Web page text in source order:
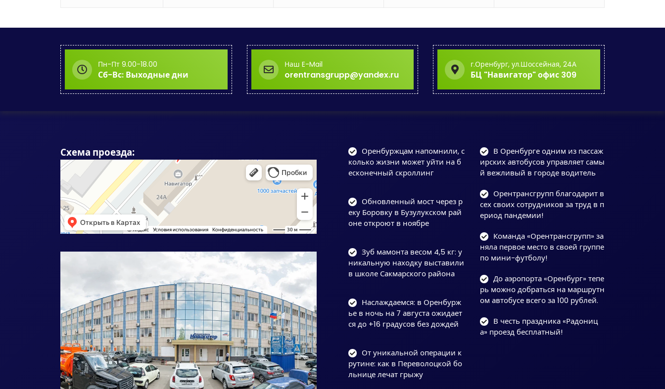
Пн-Пт 9.00-18.00
Сб-Вс: Выходные дни
Наш E-Mail
orentransgrupp@yandex.ru
г.Оренбург, ул.Шоссейная, 24А
БЦ "Навигатор" офис 309
Схема проезда:
Оренбуржцам напомнили, с
колько жизни может уйти на б
есконечный скроллинг
Обновленный мост через р
еку Боровку в Бузулукском рай
оне откроют в ноябре
Зуб мамонта весом 4,5 кг: у
никальную находку выставили
в школе Сакмарского района
Наслаждаемся: в Оренбурж
ье в ночь на 7 августа ожидает
ся до +16 градусов без дождей
От уникальной операции к
рутине: как в Переволоцкой бо
льнице лечат грыжу
В Оренбурге одним из пассаж
ирских автобусов управляет самы
й вежливый в городе водитель
Орентрансгрупп благодарит в
сех своих сотрудников за труд в п
ериод пандемии!
Команда «Орентрансгрупп» за
няла первое место в своей группе
по мини-футболу!
До аэропорта «Оренбург» тепе
рь можно добраться на маршрутн
ом автобусе всего за 100 рублей.
В честь праздника «Радониц
а» проезд бесплатный!